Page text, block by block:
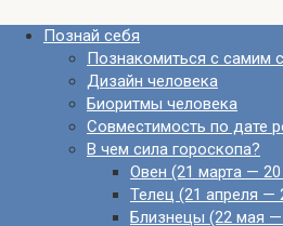
Познай себя
Познакомиться с самим
Дизайн человека
Биоритмы человека
Совместимость по дате
В чем сила гороскопа?
Овен (21 марта — 20
Телец (21 апреля —
Близнецы (22 мая